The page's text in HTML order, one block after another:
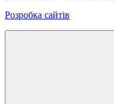
Розробка сайтів